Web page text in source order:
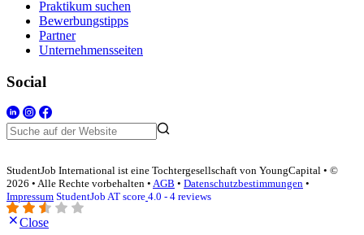
Praktikum suchen
Bewerbungstipps
Partner
Unternehmensseiten
Social
StudentJob International ist eine Tochtergesellschaft von YoungCapital • ©
2026 • Alle Rechte vorbehalten • AGB • Datenschutzbestimmungen •
Impressum StudentJob AT score 4.0 - 4 reviews
Close